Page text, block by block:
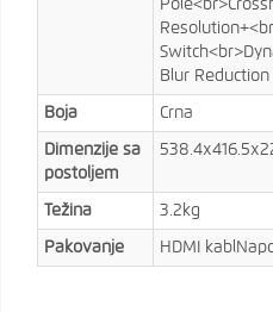
Blur Reduction
Boja Crna
Dimenzije sa
postoljem
Težina 3.2kg
Pakovanje HDMI